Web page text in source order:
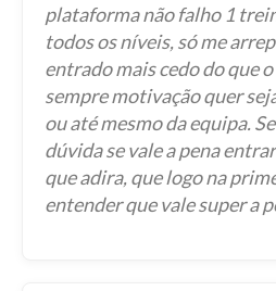
plataforma não falho 1
todos os níveis, só me
entrado mais cedo do que
sempre motivação quer
ou até mesmo da equipa.
dúvida se vale a pena
que adira, que logo na
entender que vale super a